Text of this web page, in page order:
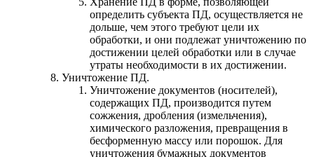
определить субъекта ПД, осуществляется не
дольше, чем этого требуют цели их
обработки, и они подлежат уничтожению по
достижении целей обработки или в случае
утраты необходимости в их достижении.
Уничтожение ПД.
Уничтожение документов (носителей),
содержащих ПД, производится путем
сожжения, дробления (измельчения),
химического разложения, превращения в
бесформенную массу или порошок. Для
уничтожения бумажных документов